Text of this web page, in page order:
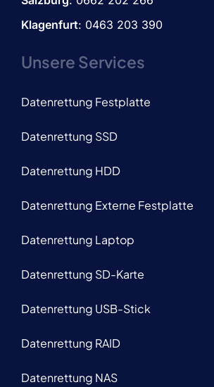
Klagenfurt: 0463 203 390
Unsere Services
Datenrettung Festplatte
Datenrettung SSD
Datenrettung HDD
Datenrettung Externe Festplatte
Datenrettung Laptop
Datenrettung SD-Karte
Datenrettung USB-Stick
Datenrettung RAID
Datenrettung NAS